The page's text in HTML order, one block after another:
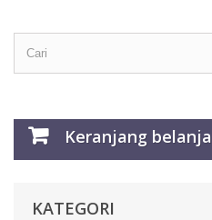
Keranjang belanja
KATEGORI